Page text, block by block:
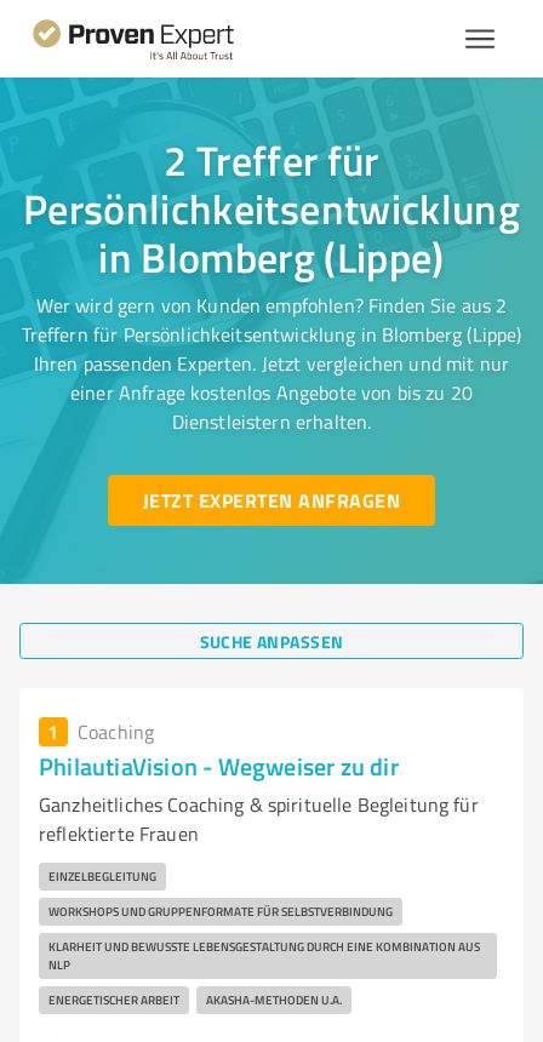
2 Treffer für
Persönlichkeitsentwicklung
in Blomberg (Lippe)
Wer wird gern von Kunden empfohlen? Finden Sie aus 2
Treffern für Persönlichkeitsentwicklung in Blomberg (Lippe)
Ihren passenden Experten. Jetzt vergleichen und mit nur
einer Anfrage kostenlos Angebote von bis zu 20
Dienstleistern erhalten.
JETZT EXPERTEN ANFRAGEN
SUCHE ANPASSEN
1 Coaching
PhilautiaVision - Wegweiser zu dir
Ganzheitliches Coaching & spirituelle Begleitung für
reflektierte Frauen
EINZELBEGLEITUNG
WORKSHOPS UND GRUPPENFORMATE FÜR SELBSTVERBINDUNG
KLARHEIT UND BEWUSSTE LEBENSGESTALTUNG DURCH EINE KOMBINATION AUS
NLP
ENERGETISCHER ARBEIT AKASHA-METHODEN U.A.